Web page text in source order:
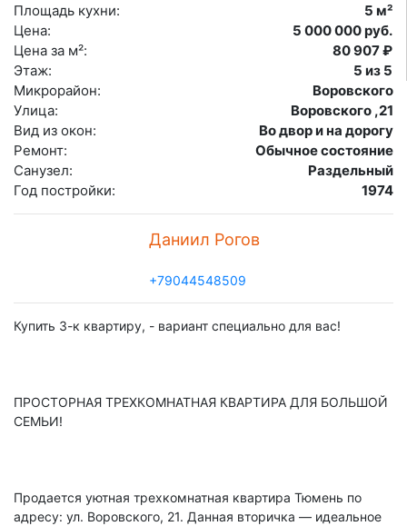
Площадь кухни:
5 м²
Цена:
5 000 000 руб.
Цена за м²:
80 907 ₽
Этаж:
5 из 5
Микрорайон:
Воровского
Улица:
Воровского ,21
Вид из окон:
Во двор и на дорогу
Ремонт:
Обычное состояние
Санузел:
Раздельный
Год постройки:
1974
Даниил Рогов
+79044548509
Купить 3-к квартиру, - вариант специально для вас!
ПРОСТОРНАЯ ТРЕХКОМНАТНАЯ КВАРТИРА ДЛЯ БОЛЬШОЙ
СЕМЬИ!
Продается уютная трехкомнатная квартира Тюмень по
адресу: ул. Воровского, 21. Данная вторичка — идеальное